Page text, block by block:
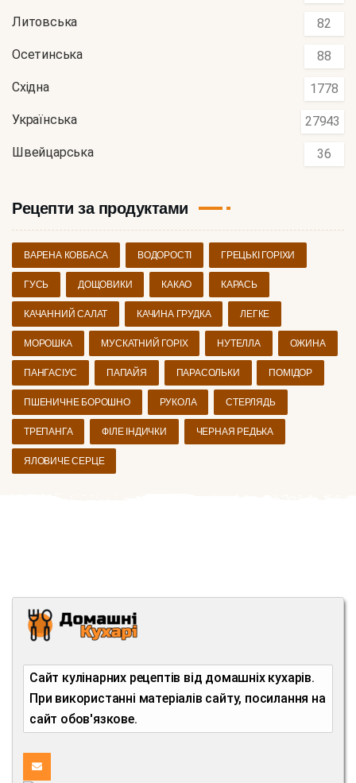
Литовська 82
Осетинська 88
Східна 1778
Українська 27943
Швейцарська 36
Рецепти за продуктами
ВАРЕНА КОВБАСА ВОДОРОСТІ ГРЕЦЬКІ ГОРІХИ
ГУСЬ ДОЩОВИКИ КАКАО КАРАСЬ
КАЧАННИЙ САЛАТ КАЧИНА ГРУДКА ЛЕГКЕ
МОРОШКА МУСКАТНИЙ ГОРІХ НУТЕЛЛА ОЖИНА
ПАНГАСІУС ПАПАЙЯ ПАРАСОЛЬКИ ПОМІДОР
ПШЕНИЧНЕ БОРОШНО РУКОЛА СТЕРЛЯДЬ
ТРЕПАНГА ФІЛЕ ІНДИЧКИ ЧЕРНАЯ РЕДЬКА
ЯЛОВИЧЕ СЕРЦЕ
Сайт кулінарних рецептів від домашніх кухарів.
При використанні матеріалів сайту, посилання на
сайт обов'язкове.